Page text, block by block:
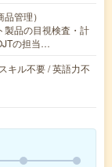
管理）
製品の目視検査・計
の担当…
キル不要 / 英語力不